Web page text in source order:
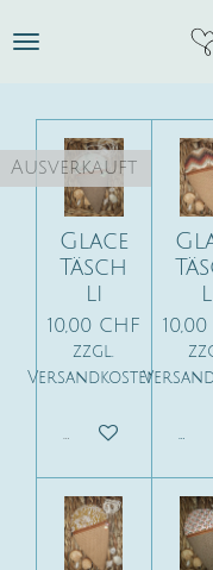
Hauptinhalt
Ausverkauft
Glace
Täsch
li
10,00 CHF
zzgl.
Versandkosten
AusverkauftIn